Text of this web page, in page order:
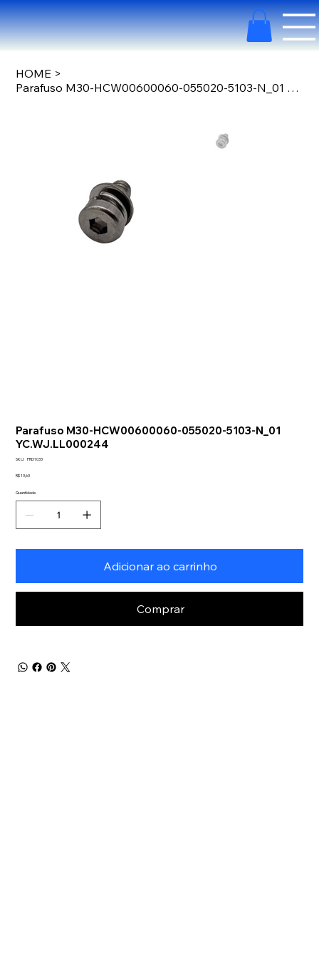
HOME >
Parafuso M30-HCW00600060-055020-5103-N_01 YC.WJ.LL000244
Parafuso M30-HCW00600060-055020-5103-N_01
YC.WJ.LL000244
SKU: SKU
PRD1033
Preço
R$ 13,63
Quantidade
Adicionar ao carrinho
Comprar